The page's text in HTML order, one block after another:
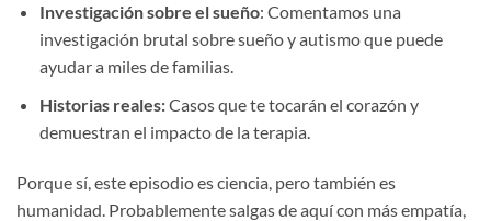
Investigación sobre el sueño: Comentamos una
investigación brutal sobre sueño y autismo que puede
ayudar a miles de familias.
Historias reales:Casos que te tocarán el corazón y
demuestran el impacto de la terapia.
Porque sí, este episodio es ciencia, pero también es
humanidad. Probablemente salgas de aquí con más empatía,